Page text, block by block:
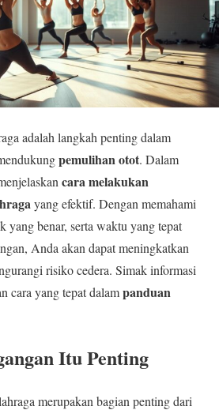
adalah langkah penting dalam
pemulihan otot. Dalam
cara melakukan
yang efektif. Dengan memahami
yang benar, serta waktu yang tepat
Anda akan dapat meningkatkan
risiko cedera. Simak informasi
cara yang tepat dalampanduan
Itu Penting
merupakan bagian penting dari